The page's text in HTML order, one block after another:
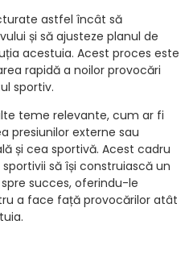
astfel încât să
și să ajusteze planul de
acestuia. Acest proces este
rapidă a noilor provocări
sportiv.
teme relevante, cum ar fi
presiunilor externe sau
și cea sportivă. Acest cadru
să își construiască un
succes, oferindu-le
a face față provocărilor atât